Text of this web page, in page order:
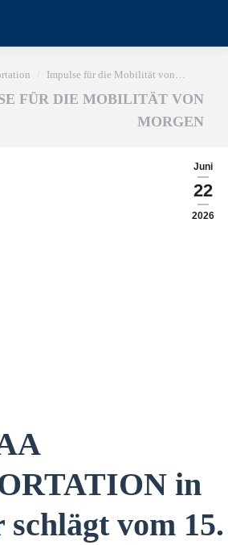
Impulse für die Mobilität von…
FÜR DIE MOBILITÄT VON
MORGEN
Juni
22
2026
in
vom 15.